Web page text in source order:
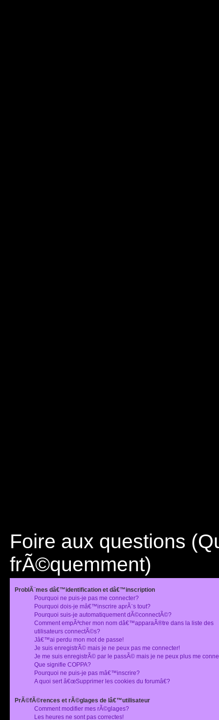
Foire aux questions
frÃ©quemment)
ProblÃ¨mes dâ€™identification et dâ€™inscription
Pourquoi ne puis-je pas me connecter?
Pourquoi dois-je mâ€™inscrire aprÃ¨s tout?
Pourquoi suis-je automatiquement dÃ©connectÃ©?
Comment empÃªcher mon nom dâ€™apparaÃ®tre dans la liste des
utilisateurs connectÃ©s?
Jâ€™ai perdu mon mot de passe!
Je suis enregistrÃ© mais je ne peux pas me connecter!
Je me suis enregistrÃ© par le passÃ© mais je ne peux plus me
Que signifie COPPA?
Pourquoi ne puis-je pas mâ€™inscrire?
A quoi sert â€œSupprimer les cookies du forumâ€?
PrÃ©fÃ©rences et rÃ©glages de lâ€™utilisateur
Comment modifier mes rÃ©glages?
Les heures ne sont pas correctes!